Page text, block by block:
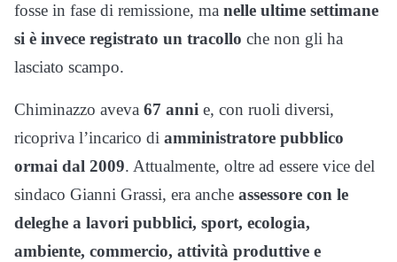
fosse in fase di remissione, ma nelle ultime settimane
si è invece registrato un tracollo che non gli ha
lasciato scampo.
Chiminazzo aveva 67 anni e, con ruoli diversi,
ricopriva l’incarico di amministratore pubblico
ormai dal 2009. Attualmente, oltre ad essere vice del
sindaco Gianni Grassi, era anche assessore con le
deleghe a lavori pubblici, sport, ecologia,
ambiente, commercio, attività produttive e